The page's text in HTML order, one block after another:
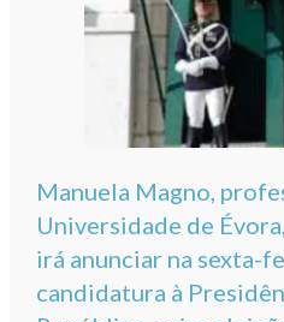
Manuela Magno,
Universidade de
irá anunciar na sexta-
candidatura à